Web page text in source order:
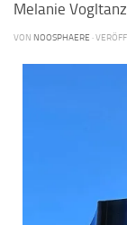
Melanie
VON NOOSPHAERE ·